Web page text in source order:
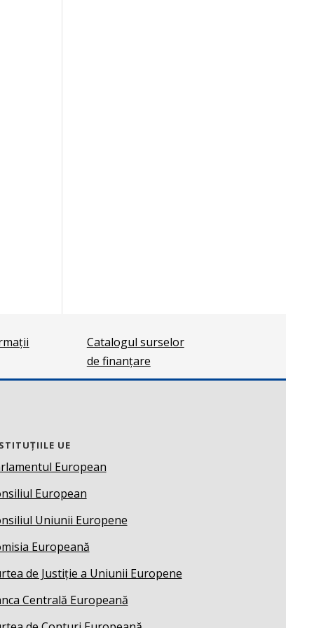
Catalogul surselor
de finanțare
UE
European
European
Uniunii Europene
Europeană
de Justiție a Uniunii Europene
Centrală Europeană